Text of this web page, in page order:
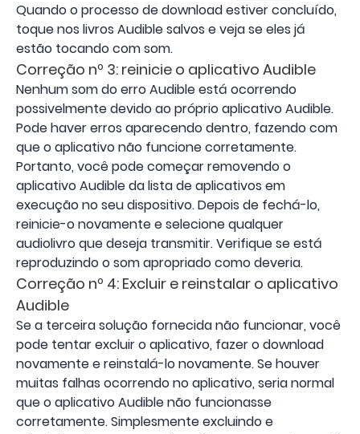
Quando o processo de download estiver concluído,
toque nos livros Audible salvos e veja se eles já
estão tocando com som.
Correção nº 3: reinicie o aplicativo Audible
Nenhum som do erro Audible está ocorrendo
possivelmente devido ao próprio aplicativo Audible.
Pode haver erros aparecendo dentro, fazendo com
que o aplicativo não funcione corretamente.
Portanto, você pode começar removendo o
aplicativo Audible da lista de aplicativos em
execução no seu dispositivo. Depois de fechá-lo,
reinicie-o novamente e selecione qualquer
audiolivro que deseja transmitir. Verifique se está
reproduzindo o som apropriado como deveria.
Correção nº 4: Excluir e reinstalar o aplicativo
Audible
Se a terceira solução fornecida não funcionar, você
pode tentar excluir o aplicativo, fazer o download
novamente e reinstalá-lo novamente. Se houver
muitas falhas ocorrendo no aplicativo, seria normal
que o aplicativo Audible não funcionasse
corretamente. Simplesmente excluindo e